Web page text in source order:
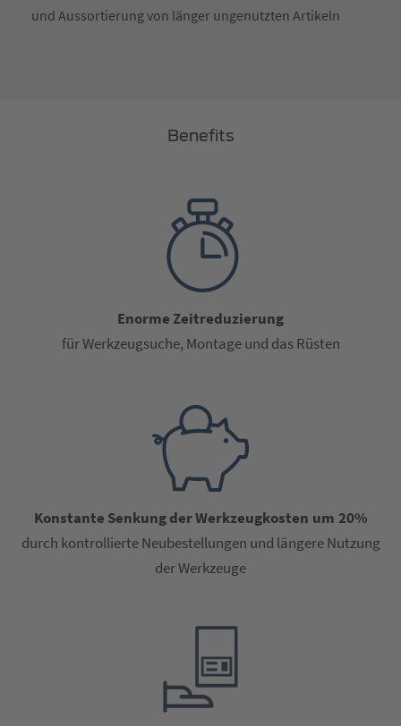
und Aussortierung von länger ungenutzten Artikeln
Benefits
Enorme Zeitreduzierung
für Werkzeugsuche, Montage und das Rüsten
Konstante Senkung der Werkzeugkosten um 20%
durch kontrollierte Neubestellungen und längere Nutzung
der Werkzeuge